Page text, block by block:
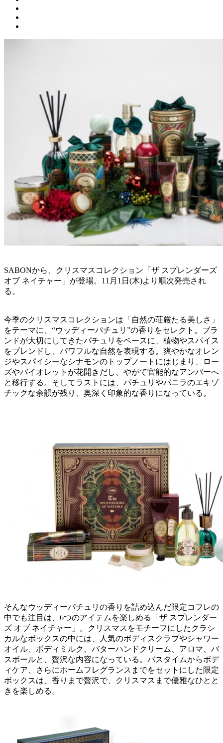
SABONから、クリスマスコレクション「ザ スプレンダーズ
オブ ネイチャー」が登場。11月1日(木)より順次発売され
る。
今季のクリスマスコレクションは「自然の荘厳たる美しさ」
をテーマに、“ウッディーパチュリ”の香りをセレクト。ブラ
ンドが大切にしてきたパチュリをベースに、植物やスパイス
をブレンドし、パワフルな自然を表現する。爽やかなオレン
ジやスパイシーなシナモンのトップノートにはじまり、ロー
ズやバイオレットが花開きだし、やがて官能的なアンバーへ
と移行する。そしてラストには、パチュリやバニラのエキゾ
チックな余韻が残り、奥深く印象的な香りになっている。
そんなウッディーパチュリの香りを詰め込んだ限定コフレの
中でも注目は、6つのアイテムを楽しめる「ザ スプレンダー
ズ オブ ネイチャー」。クリスマスをモチーフにしたクラシ
カルなボックスの中には、人気のボディスクラブやシャワー
オイル、ボディミルク、バターハンドクリーム、アロマ、バ
スボールと、贅沢な内容になっている。バスタイムからボデ
ィケア、さらにホームフレグランスまでをセットにした限定
ボックスは、香りまで贅沢で、クリスマスまで優雅なひとと
きを楽しめる。